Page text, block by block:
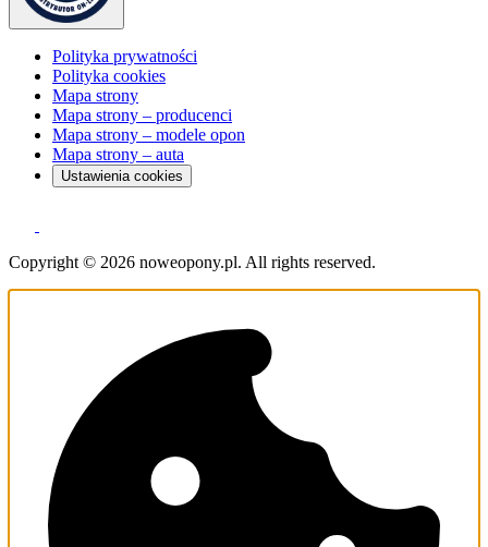
Polityka prywatności
Polityka cookies
Mapa strony
Mapa strony – producenci
Mapa strony – modele opon
Mapa strony – auta
Ustawienia cookies
Copyright © 2026 noweopony.pl. All rights reserved.